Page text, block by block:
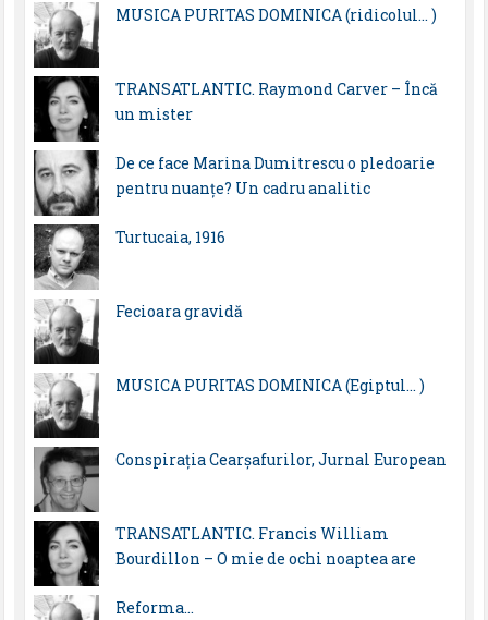
MUSICA PURITAS DOMINICA (ridicolul… )
TRANSATLANTIC. Raymond Carver – Încă
un mister
De ce face Marina Dumitrescu o pledoarie
pentru nuanțe? Un cadru analitic
Turtucaia, 1916
Fecioara gravidă
MUSICA PURITAS DOMINICA (Egiptul… )
Conspirația Cearșafurilor, Jurnal European
TRANSATLANTIC. Francis William
Bourdillon – O mie de ochi noaptea are
Reforma…